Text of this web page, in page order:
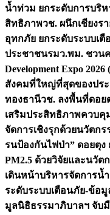
น้ำท่วม ยกระดับการบริ
สิทธิภาพวช. ผนึกเชียงร
อุทกภัย ยกระดับระบบเ
ประชาชนรมว.พม. ชวน
Development Expo
สังคมที่ใหญ่ที่สุดของประ
ทองธานีวช. ลงพื้นที่ดอย
เสริมประสิทธิภาพควบ
จัดการเชิงรุกด้วยนวัตกร
รนป้องกันไฟป่า” ดอยตุง
PM2.5 ด้วยวิจัยและนวัต
เดินหน้าบริหารจัดการน้
ระดับระบบเตือนภัย-ข้อมู
มูลนิธิธรรมาภิบาลฯ จับ